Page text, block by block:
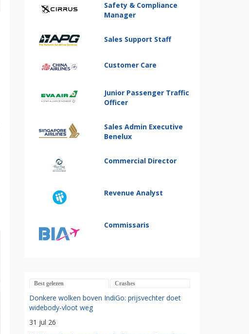
Safety & Compliance
Manager
Sales Support Staff
Customer Care
Junior Passenger Traffic
Officer
Sales Admin Executive
Benelux
Commercial Director
Revenue Analyst
Commissaris
Best gelezen Crashes
Donkere wolken boven IndiGo: prijsvechter doet
widebody-vloot weg
31 jul 26